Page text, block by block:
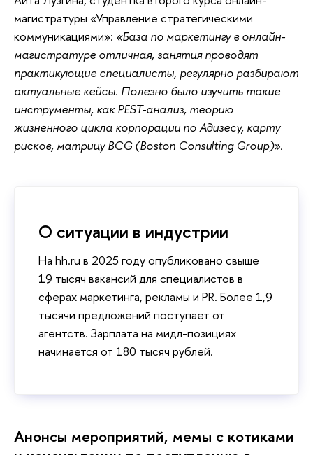
магистратуры «Управление стратегическими
коммуникациями»: «База по маркетингу в онлайн-
магистратуре отличная, занятия проводят
практикующие специалисты, регулярно разбирают
актуальные кейсы. Полезно было изучить такие
инструменты, как PEST-анализ, теорию
жизненного цикла корпорации по Адизесу, карту
рисков, матрицу BCG (Boston Consulting Group)».
О ситуации в индустрии
На hh.ru в 2025 году опубликовано свыше
19 тысяч вакансий для специалистов в
сферах маркетинга, рекламы и PR. Более 1,9
тысячи предложений поступает от
агентств. Зарплата на мидл-позициях
начинается от 180 тысяч рублей.
Анонсы мероприятий, мемы с котиками